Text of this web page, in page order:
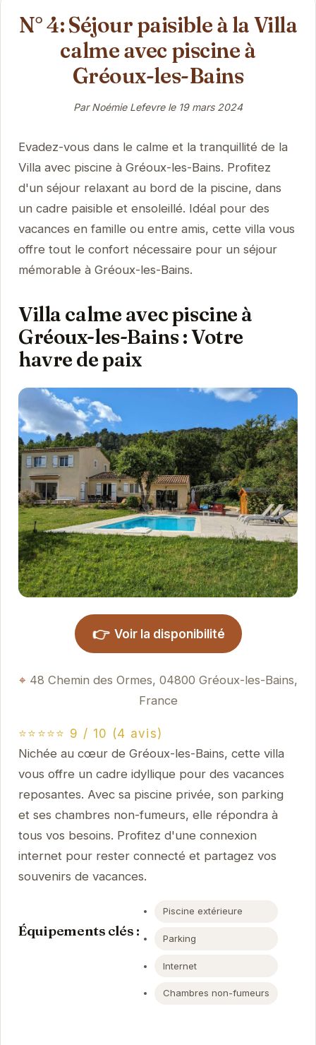
N° 4: Séjour paisible à la Villa
calme avec piscine à
Gréoux-les-Bains
Par Noémie Lefevre le 19 mars 2024
Evadez-vous dans le calme et la tranquillité de la
Villa avec piscine à Gréoux-les-Bains. Profitez
d'un séjour relaxant au bord de la piscine, dans
un cadre paisible et ensoleillé. Idéal pour des
vacances en famille ou entre amis, cette villa vous
offre tout le confort nécessaire pour un séjour
mémorable à Gréoux-les-Bains.
Villa calme avec piscine à
Gréoux-les-Bains : Votre
havre de paix
👉 Voir la disponibilité
48 Chemin des Ormes, 04800 Gréoux-les-Bains,
France
⭐⭐⭐⭐⭐ 9 / 10 (4 avis)
Nichée au cœur de Gréoux-les-Bains, cette villa
vous offre un cadre idyllique pour des vacances
reposantes. Avec sa piscine privée, son parking
et ses chambres non-fumeurs, elle répondra à
tous vos besoins. Profitez d'une connexion
internet pour rester connecté et partagez vos
souvenirs de vacances.
Équipements clés :
Piscine extérieure
Parking
Internet
Chambres non-fumeurs